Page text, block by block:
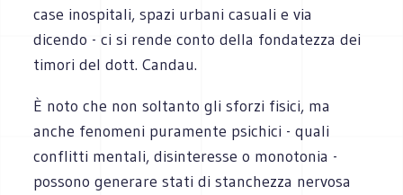
case inospitali, spazi urbani casuali e via
dicendo - ci si rende conto della fondatezzadei
timori del dott. Candau.
È noto che non soltanto gli sforzi fisici, ma
anche fenomeni puramente psichici - quali
conflitti mentali, disinteresse o monotonia -
possono generare stati di stanchezza nervosa